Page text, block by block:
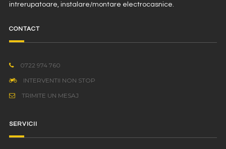
intrerupatoare, instalare/montare electrocasnice.
CONTACT
0722 974 760
INTERVENTII NON STOP
TRIMITE UN MESAJ
SERVICII